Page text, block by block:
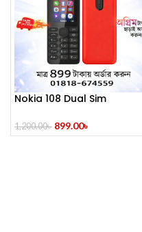
Nokia 108 Dual Sim
1,200.00৳ 899.00৳